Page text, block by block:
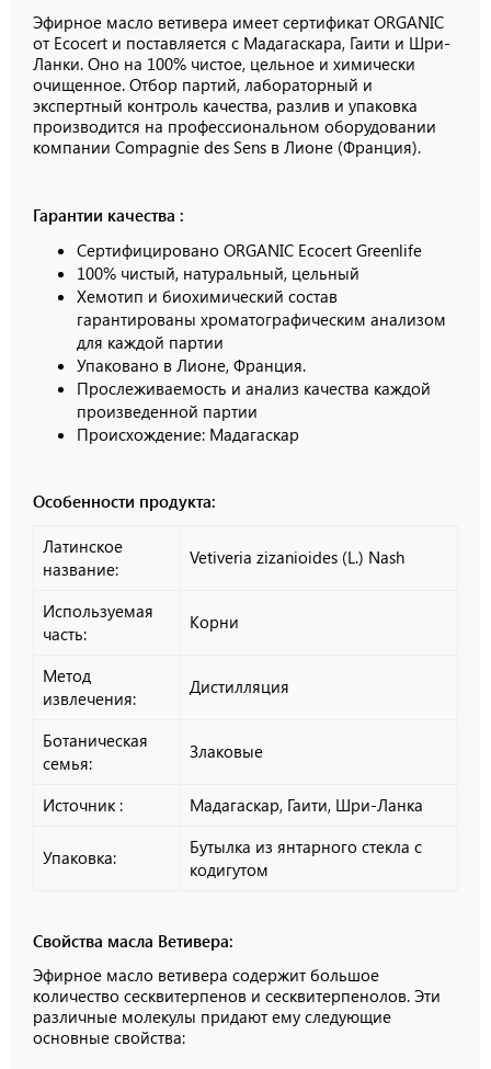
Эфирное масло ветивера имеет сертификат ORGANIC
от Ecocert и поставляется с Мадагаскара, Гаити и Шри-
Ланки. Оно на 100% чистое, цельное и химически
очищенное. Отбор партий, лабораторный и
экспертный контроль качества, разлив и упаковка
производится на профессиональном оборудовании
компании Compagnie des Sens в Лионе (Франция).
Гарантии качества :
Сертифицировано ORGANIC Ecocert Greenlife
100% чистый, натуральный, цельный
Хемотип и биохимический состав
гарантированы хроматографическим анализом
для каждой партии
Упаковано в Лионе, Франция.
Прослеживаемость и анализ качества каждой
произведенной партии
Происхождение: Мадагаскар
Особенности продукта:
Латинское
название:
Vetiveria zizanioides (L.) Nash
Используемая
часть:
Корни
Метод
извлечения:
Дистилляция
Ботаническая
семья:
Злаковые
Источник : Мадагаскар, Гаити, Шри-Ланка
Упаковка:
Бутылка из янтарного стекла с
кодигутом
Свойства масла Ветивера:
Эфирное масло ветивера содержит большое
количество сесквитерпенов и сесквитерпенолов. Эти
различные молекулы придают ему следующие
основные свойства: